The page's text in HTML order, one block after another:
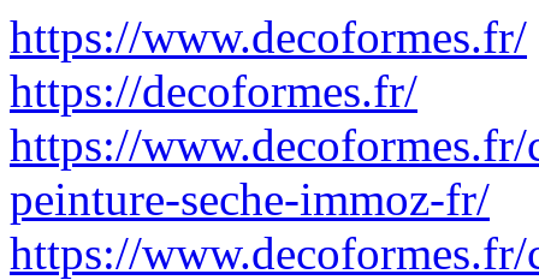
https://www.decoformes.fr/
https://decoformes.fr/
https://www.decoformes.fr/
peinture-seche-immoz-fr/
https://